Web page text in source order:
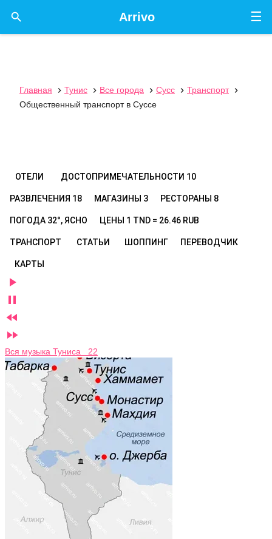
☰
Arrivo

Главная  Тунис  Все города  Сусс  Транспорт

Общественный транспорт в Суссе
ОТЕЛИ ДОСТОПРИМЕЧАТЕЛЬНОСТИ 10
РАЗВЛЕЧЕНИЯ 18 МАГАЗИНЫ 3 РЕСТОРАНЫ 8
ПОГОДА 32°, ЯСНО ЦЕНЫ 1 TND = 26.46 RUB
ТРАНСПОРТ СТАТЬИ ШОППИНГ ПЕРЕВОДЧИК
КАРТЫ




Вся музыка Туниса 22